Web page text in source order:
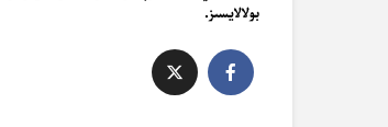
بولالايسىز.